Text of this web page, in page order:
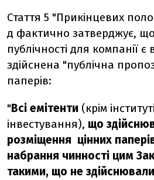
Стаття 5 "Прикінцевих
д фактично затверджує,
публічності для компанії
здійснена "публічна
паперів:
"Всі емітенти (крім
інвестування), що
розміщення цінних
набрання чинності цим
такими, що не